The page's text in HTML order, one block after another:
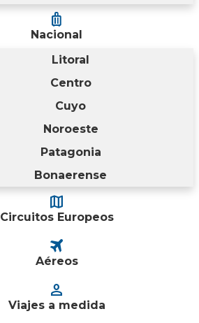
luggage
Nacional
Litoral
Centro
Cuyo
Noroeste
Patagonia
Bonaerense
map
Circuitos Europeos
travel
Aéreos
person
Viajes a medida